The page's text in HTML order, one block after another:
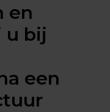
en
u bij
een